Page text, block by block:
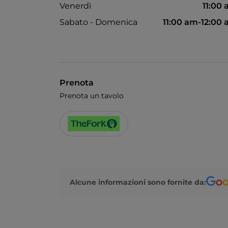
Venerdì
11:00
Sabato - Domenica
11:00 am-12:00
Prenota
Prenota un tavolo
Alcune informazioni sono fornite da: